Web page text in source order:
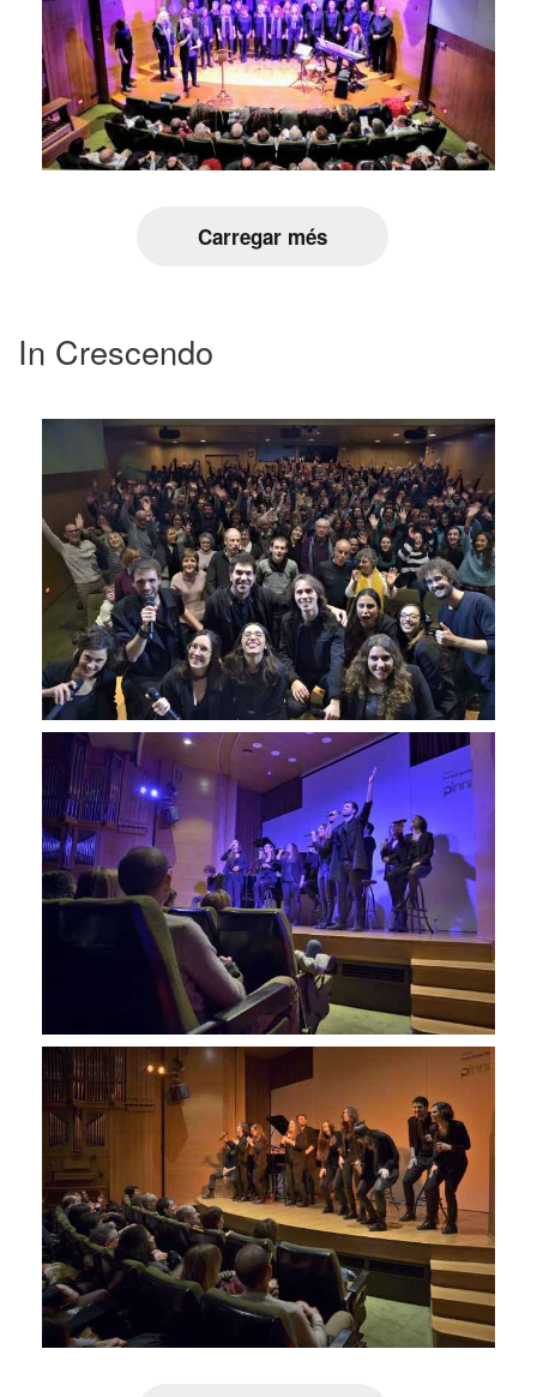
Carregar més
In Crescendo